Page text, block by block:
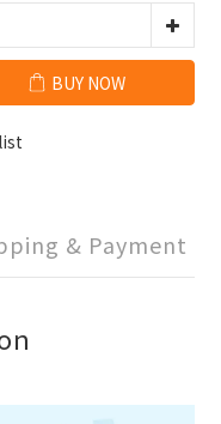
BUY NOW
& Payment